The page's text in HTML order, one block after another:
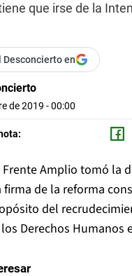
que irse de la
Desconcierto en
de 2019 - 00:00
Frente Amplio tomó la
firma de la reforma
del
Derechos Humanos